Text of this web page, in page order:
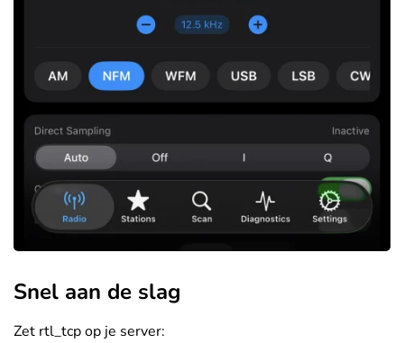
Snel aan de slag
Zet rtl_tcp op je server: